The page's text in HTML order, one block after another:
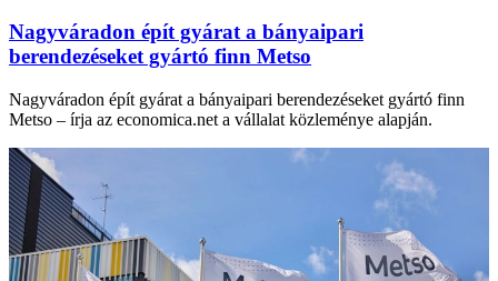
Nagyváradon épít gyárat a bányaipari
berendezéseket gyártó finn Metso
Nagyváradon épít gyárat a bányaipari berendezéseket gyártó finn
Metso – írja az economica.net a vállalat közleménye alapján.